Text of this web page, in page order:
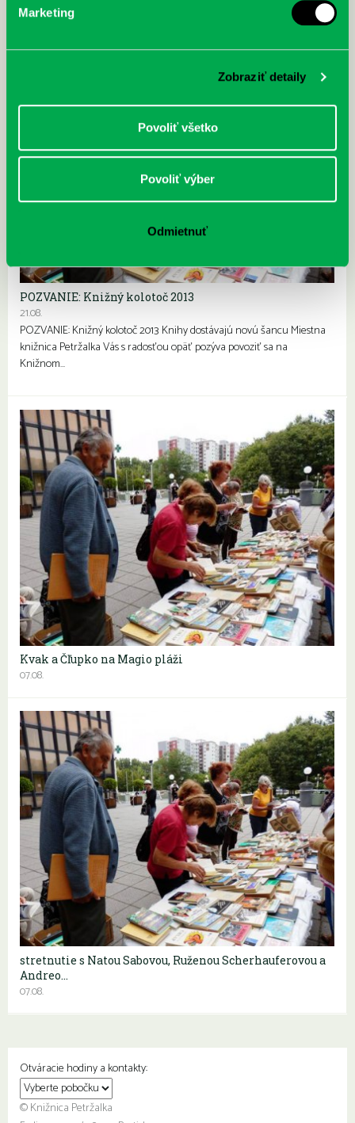
Marketing
Zobraziť detaily
Povoliť všetko
Povoliť výber
Odmietnuť
POZVANIE: Knižný kolotoč 2013
21.08.
POZVANIE: Knižný kolotoč 2013 Knihy dostávajú novú šancu Miestna
knižnica Petržalka Vás s radosťou opäť pozýva povoziť sa na
Knižnom…
Kvak a Čľupko na Magio pláži
07.08.
stretnutie s Natou Sabovou, Ruženou Scherhauferovou a
Andreo…
07.08.
Otváracie hodiny a kontakty:
© Knižnica Petržalka